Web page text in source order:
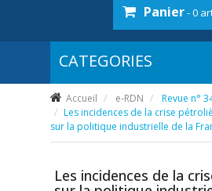
Panier- 0
Accueil e-RDN
Revue n°
Les incidences de la crise
sur la politique industrielle de la
Les incidences de la